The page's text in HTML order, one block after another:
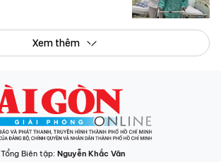
Xem thêm
Tổng Biên tập: Nguyễn Khắc Văn